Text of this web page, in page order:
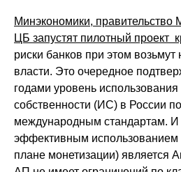
Минэкономики, правительство
ЦБ запустят пилотный проект
риски банков при этом
власти. Это очередное
годами уровень использования
собственности (ИС) в России
международным стандартам. И
эффективным
плане монетизации) является